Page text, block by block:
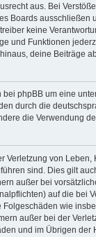
aus. Bei
Boards ausschließen
keine
und Funktionen
deine Beiträge
phpBB um eine
durch die
die Verwendung
Verletzung von
sind. Dies gilt
außer bei
auf die bei
wie
außer bei der
und im Übrigen